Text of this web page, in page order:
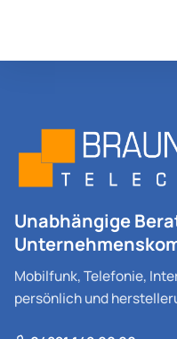
Unabhängige
Mobilfunk, Telefonie,
persönlich und